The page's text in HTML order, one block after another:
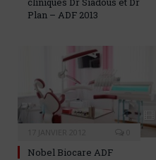
Plan – ADF 2013
Nobel Biocare ADF